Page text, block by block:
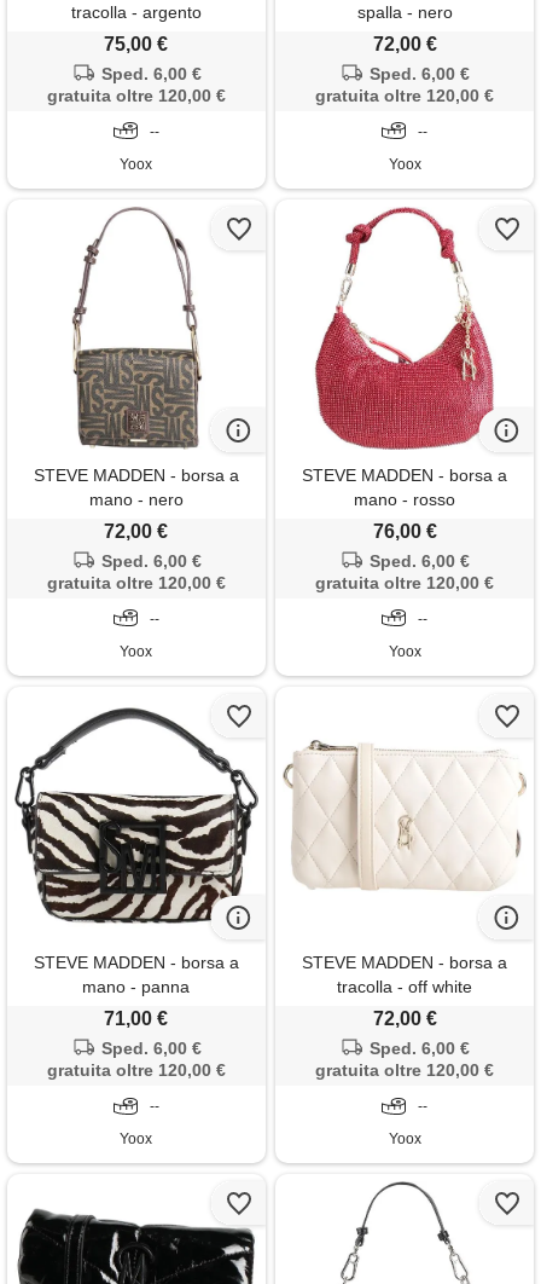
tracolla - argento
75,00 €
Sped. 6,00 €
gratuita oltre 120,00 €
--
Yoox
spalla - nero
72,00 €
Sped. 6,00 €
gratuita oltre 120,00 €
--
Yoox
STEVE MADDEN - borsa a
mano - nero
72,00 €
Sped. 6,00 €
gratuita oltre 120,00 €
--
Yoox
STEVE MADDEN - borsa a
mano - rosso
76,00 €
Sped. 6,00 €
gratuita oltre 120,00 €
--
Yoox
STEVE MADDEN - borsa a
mano - panna
71,00 €
Sped. 6,00 €
gratuita oltre 120,00 €
--
Yoox
STEVE MADDEN - borsa a
tracolla - off white
72,00 €
Sped. 6,00 €
gratuita oltre 120,00 €
--
Yoox